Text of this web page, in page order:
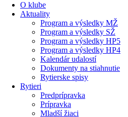
O klube
Aktuality
Program a výsledky MŽ
Program a výsledky SŽ
Program a výsledky HP5
Program a výsledky HP4
Kalendár udalostí
Dokumenty na stiahnutie
Rytierske spisy
Rytieri
Predprípravka
Prípravka
Mladší žiaci